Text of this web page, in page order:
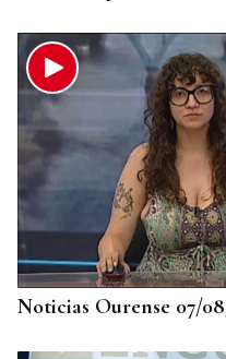
Noticias Ourense 07/